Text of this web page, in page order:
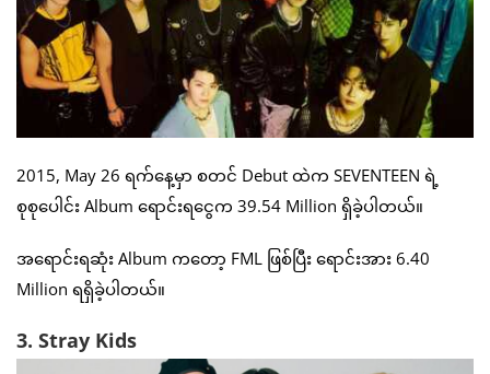
2015, May 26 ရက်နေ့မှာ စတင် Debut ထဲက SEVENTEEN ရဲ့
စုစုပေါင်း Album ရောင်းရငွေက 39.54 Million ရှိခဲ့ပါတယ်။
အရောင်းရဆုံး Album ကတော့ FML ဖြစ်ပြီး ရောင်းအား 6.40
Million ရရှိခဲ့ပါတယ်။
3. Stray Kids